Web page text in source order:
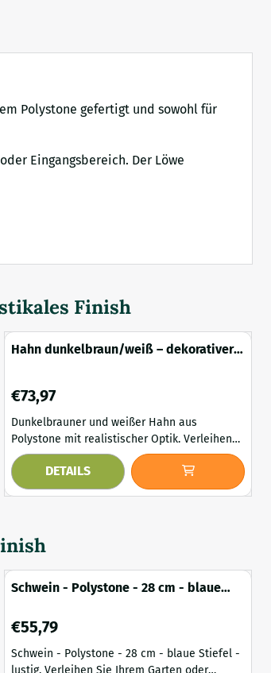
Polystone gefertigt und sowohl für
Eingangsbereich. Der Löwe
Finish
Hahn dunkelbraun/weiß – dekorativer
Preis: 73,97
€73,97
Dunkelbrauner und weißer Hahn aus
Polystone mit realistischer Optik. Verleihen
Sie Ihrem Zuhause oder Garten mit dieser
wunderschönen Hahnenfigur einen rustikalen
und charaktervollen Touch. Dank ihres
feinen Details ist diese dekorative Tierfigur
ein echter Blickfang für jeden ...
DETAILS
Schwein - Polystone - 28 cm - blaue
Preis: 55,79
€55,79
Schwein - Polystone - 28 cm - blaue Stiefel -
lustig. Verleihen Sie Ihrem Garten oder